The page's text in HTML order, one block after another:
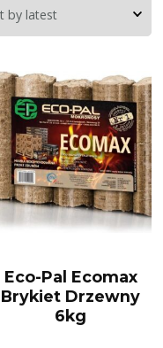
Eco-Pal Ecomax
Brykiet Drzewny
6kg